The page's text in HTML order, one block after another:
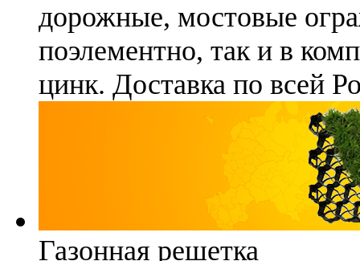
дорожные, мостовые
поэлементно, так и в
цинк. Доставка по всей
Газонная решетка